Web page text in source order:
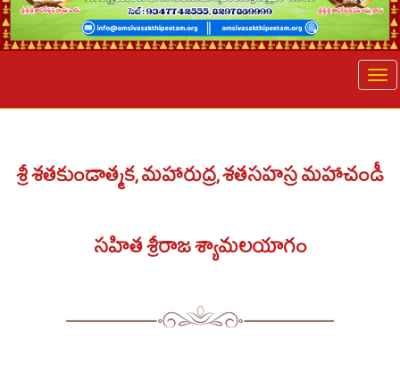
శ్రీ శతకుండాత్మక, మహారుద్ర, శతసహస్ర మహాచండీ
సహిత శ్రీరాజ శ్యామలయాగం